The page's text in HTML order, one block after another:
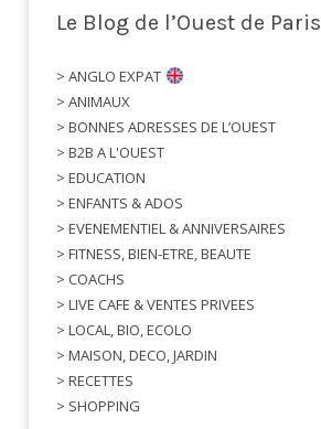
Le Blog de l’Ouest de Paris
> ANGLO EXPAT
> ANIMAUX
> BONNES ADRESSES DE L’OUEST
> B2B A L'OUEST
> EDUCATION
> ENFANTS & ADOS
> EVENEMENTIEL & ANNIVERSAIRES
> FITNESS, BIEN-ETRE, BEAUTE
> COACHS
> LIVE CAFE & VENTES PRIVEES
> LOCAL, BIO, ECOLO
> MAISON, DECO, JARDIN
> RECETTES
> SHOPPING